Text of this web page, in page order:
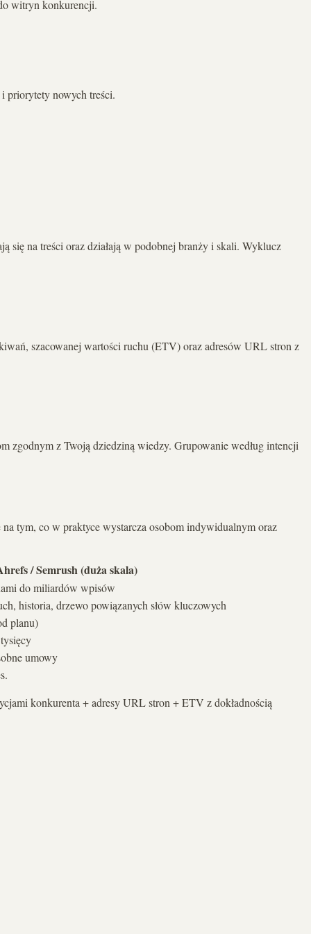
witryn konkurencji.
priorytety nowych treści.
się na treści oraz działają w podobnej branży i skali. Wyklucz
szacowanej wartości ruchu (ETV) oraz adresów URL stron z
zgodnym z Twoją dziedziną wiedzy. Grupowanie według intencji
tym, co w praktyce wystarcza osobom indywidualnym oraz
/ Semrush (duża skala)
do miliardów wpisów
historia, drzewo powiązanych słów kluczowych
planu)
umowy
konkurenta + adresy URL stron + ETV z dokładnością